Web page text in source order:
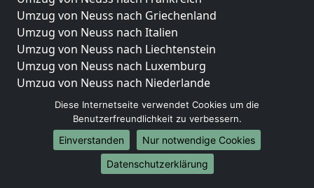
Umzug von Neuss nach Griechenland
Umzug von Neuss nach Italien
Umzug von Neuss nach Liechtenstein
Umzug von Neuss nach Luxemburg
Umzug von Neuss nach Niederlande
Umzug von Neuss nach Norwegen
Umzüge-Deutschlandweit
Umzug von Neuss nach Berlin
Umzug von Neuss nach Hamburg
Diese Internetseite verwendet Cookies um die
Benutzerfreundlichkeit zu verbessern.
Einverstanden
Nur notwendige Cookies
Datenschutzerklärung